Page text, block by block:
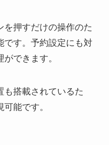
を押すだけの操作のた
です。予約設定にも対
できます。
も搭載されているた
能です。